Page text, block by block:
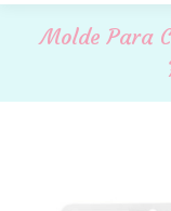
Molde Para